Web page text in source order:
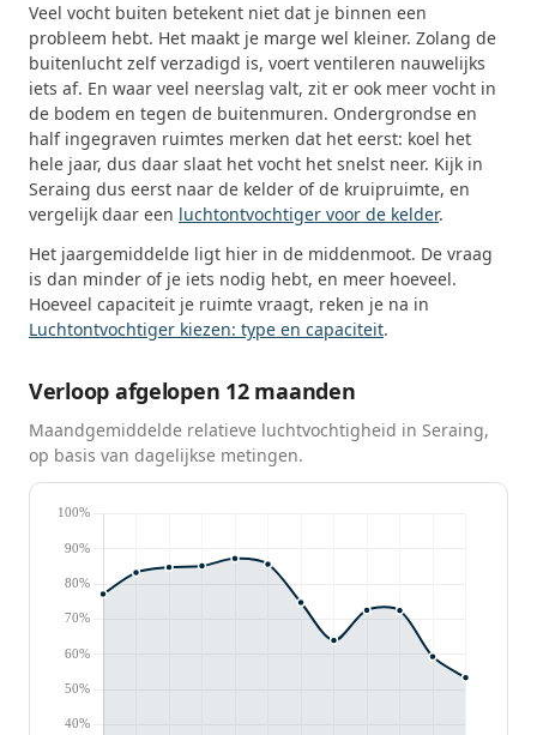
Veel vocht buiten betekent niet dat je binnen een
probleem hebt. Het maakt je marge wel kleiner. Zolang de
buitenlucht zelf verzadigd is, voert ventileren nauwelijks
iets af. En waar veel neerslag valt, zit er ook meer vocht in
de bodem en tegen de buitenmuren. Ondergrondse en
half ingegraven ruimtes merken dat het eerst: koel het
hele jaar, dus daar slaat het vocht het snelst neer. Kijk in
Seraing dus eerst naar de kelder of de kruipruimte, en
vergelijk daar een luchtontvochtiger voor de kelder.
Het jaargemiddelde ligt hier in de middenmoot. De vraag
is dan minder of je iets nodig hebt, en meer hoeveel.
Hoeveel capaciteit je ruimte vraagt, reken je na in
Luchtontvochtiger kiezen: type en capaciteit.
Verloop afgelopen 12 maanden
Maandgemiddelde relatieve luchtvochtigheid in Seraing,
op basis van dagelijkse metingen.